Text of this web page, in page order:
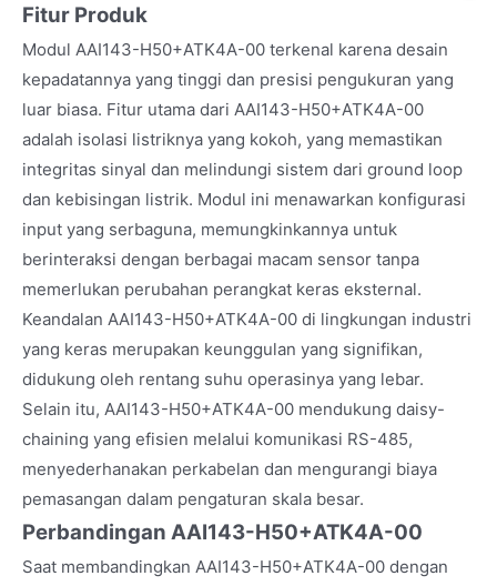
Fitur Produk
Modul AAI143-H50+ATK4A-00 terkenal karena desain
kepadatannya yang tinggi dan presisi pengukuran yang
luar biasa. Fitur utama dari AAI143-H50+ATK4A-00
adalah isolasi listriknya yang kokoh, yang memastikan
integritas sinyal dan melindungi sistem dari ground loop
dan kebisingan listrik. Modul ini menawarkan konfigurasi
input yang serbaguna, memungkinkannya untuk
berinteraksi dengan berbagai macam sensor tanpa
memerlukan perubahan perangkat keras eksternal.
Keandalan AAI143-H50+ATK4A-00 di lingkungan industri
yang keras merupakan keunggulan yang signifikan,
didukung oleh rentang suhu operasinya yang lebar.
Selain itu, AAI143-H50+ATK4A-00 mendukung daisy-
chaining yang efisien melalui komunikasi RS-485,
menyederhanakan perkabelan dan mengurangi biaya
pemasangan dalam pengaturan skala besar.
Perbandingan AAI143-H50+ATK4A-00
Saat membandingkan AAI143-H50+ATK4A-00 dengan